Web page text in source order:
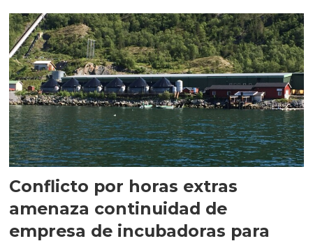
Conflicto por horas extras
amenaza continuidad de
empresa de incubadoras para